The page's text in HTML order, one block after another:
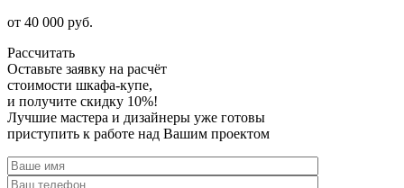
от 40 000 руб.
Рассчитать
Оставьте заявку на расчёт
стоимости шкафа-купе,
и получите скидку 10%!
Лучшие мастера и дизайнеры уже готовы
приступить к работе над Вашим проектом